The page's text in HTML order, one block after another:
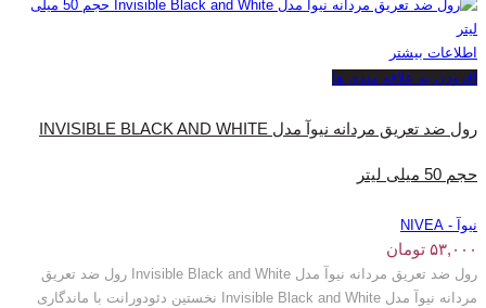
اطلاعات بیشتر
افزودن به علاقه مندی ها
رول ضد تعریق مردانه نیوآ مدل INVISIBLE BLACK AND WHITE
حجم 50 میلی لیتر
نیوآ - NIVEA
۵۳,۰۰۰ تومان
رول ضد تعریق مردانه نیوآ مدل Invisible Black and White رول ضد تعریق
مردانه نیوآ مدل Invisible Black and White نخستین دئودورانت با ماندگاری